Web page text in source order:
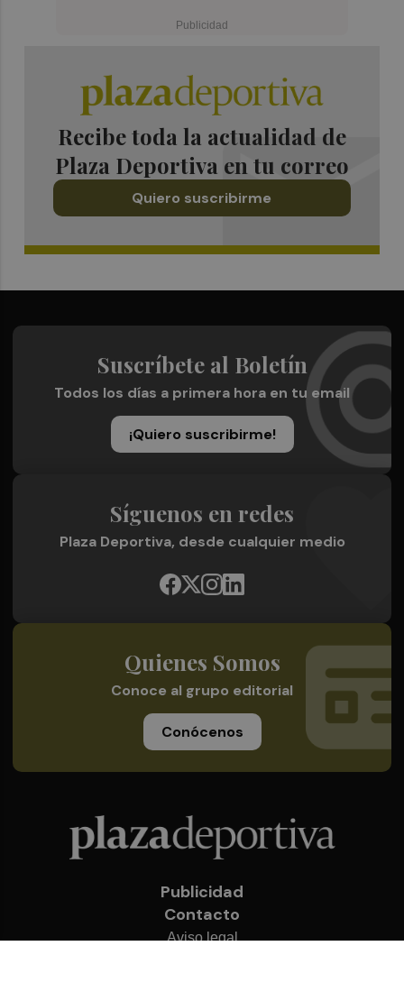
Recibe toda la actualidad de
Plaza Deportiva en tu correo
Quiero suscribirme
Suscríbete al Boletín
Todos los días a primera hora en tu email
¡Quiero suscribirme!
Síguenos en redes
Plaza Deportiva, desde cualquier medio
Quienes Somos
Conoce al grupo editorial
Conócenos
Publicidad
Contacto
Aviso legal